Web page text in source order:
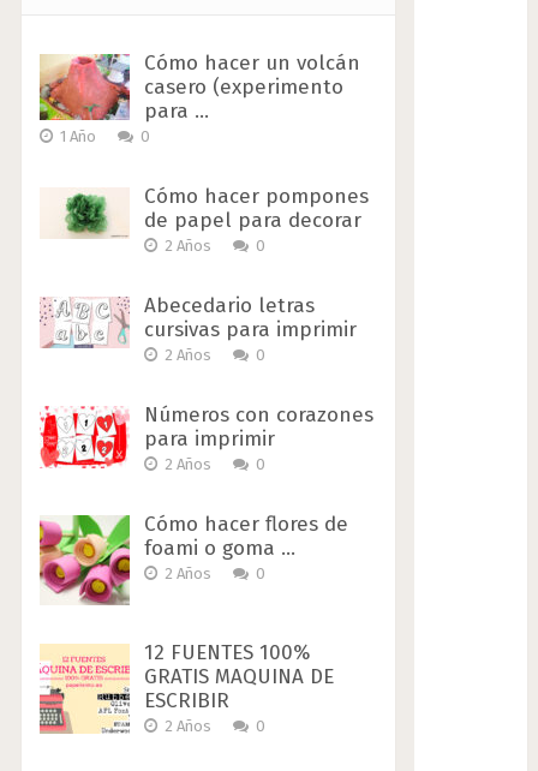
Cómo hacer un volcán
casero (experimento
para …
1 Año 0
Cómo hacer pompones
de papel para decorar
2 Años 0
Abecedario letras
cursivas para imprimir
2 Años 0
Números con corazones
para imprimir
2 Años 0
Cómo hacer flores de
foami o goma …
2 Años 0
12 FUENTES 100%
GRATIS MAQUINA DE
ESCRIBIR
2 Años 0